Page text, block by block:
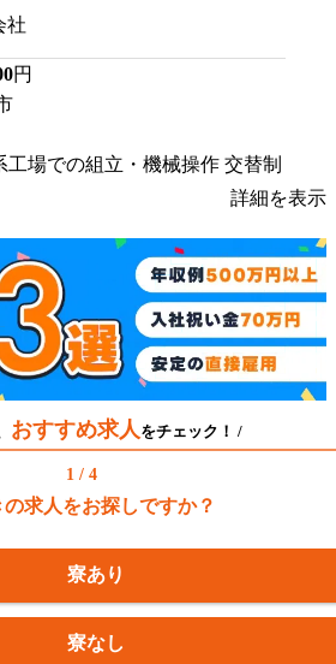
社
円
工場での組立・機械操作 交替制
詳細を表示
おすすめ求人 をチェック！ /
1 / 4
求人をお探しですか？
寮あり
寮なし